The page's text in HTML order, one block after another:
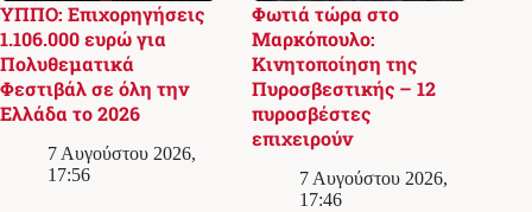
ΥΠΠΟ: Επιχορηγήσεις
1.106.000 ευρώ για
Πολυθεματικά
Φεστιβάλ σε όλη την
Ελλάδα το 2026
7 Αυγούστου 2026,
17:56
Φωτιά τώρα στο
Μαρκόπουλο:
Κινητοποίηση της
Πυροσβεστικής – 12
πυροσβέστες
επιχειρούν
7 Αυγούστου 2026,
17:46